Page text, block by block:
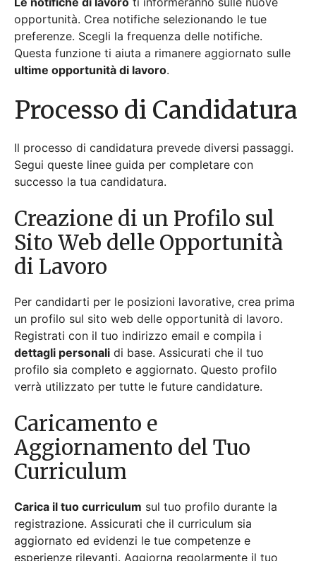
Creazione di un Profilo sul
Sito Web delle Opportunità
di Lavoro
Per candidarti per le posizioni lavorative, crea prima
un profilo sul sito web delle opportunità di lavoro.
dettagli personalidi base. Assicurati che il tuo
profilo sia completo e aggiornato. Questo profilo
verrà utilizzato per tutte le future candidature.
Caricamento e
Aggiornamento del Tuo
Curriculum
Carica il tuo curriculumsul tuo profilo durante la
registrazione. Assicurati che il curriculum sia
aggiornato ed evidenzi le tue competenze e
esperienze rilevanti. Aggiorna regolarmente il tuo
curriculum con nuovi successi. Un curriculum ben
curatoaumenta le tue possibilità di essere notato.
Scrivere una Lettera di
Presentazione Efficace
Unabuona lettera di presentazione
personalizzata per il lavoro a cui ti stai candidando.
Menziona come le tue competenze e esperienze
corrispondono ai requisiti del lavoro. Mantienila
concisa e focalizzata sui punti chiave. Questo